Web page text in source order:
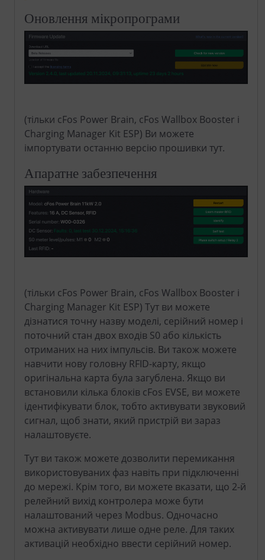
Оновлення мікропрограми
(тільки cFos Power Brain, cFos Wallbox Booster і
Charging Manager Kit ESP) Ви можете
імпортувати останню версію прошивки тут.
Апаратне забезпечення
(тільки cFos Power Brain, cFos Wallbox Booster і
Charging Manager Kit ESP) Тут ви можете
дізнатися точну назву моделі, серійний номер і
поточний стан двох входів S0 або кількість
отриманих на них імпульсів. Ви також можете
навчити нову головну RFID-карту, якщо
оригінальна карта була загублена. Якщо ви
встановили кілька блоків cFos EVSE, ви можете
ідентифікувати блок, тобто активувати звуковий
сигнал, щоб знати, який пристрій ви зараз
налаштовуєте.
Тут ви також можете дозволити перемикання
використовуваних фаз навіть при підключенні
до мережі. Крім того, ви можете вказати, що 2-й
релейний вихід контролера може бути
налаштований через Modbus. Одночасно
можна активувати лише одне реле. Для таких
активацій необхідно ввести серійний номер.